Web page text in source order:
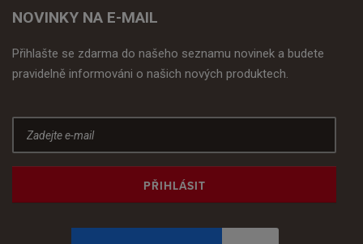
NOVINKY NA E-MAIL
Přihlašte se zdarma do našeho seznamu novinek a budete
pravidelně informováni o našich nových produktech.
PŘIHLÁSIT